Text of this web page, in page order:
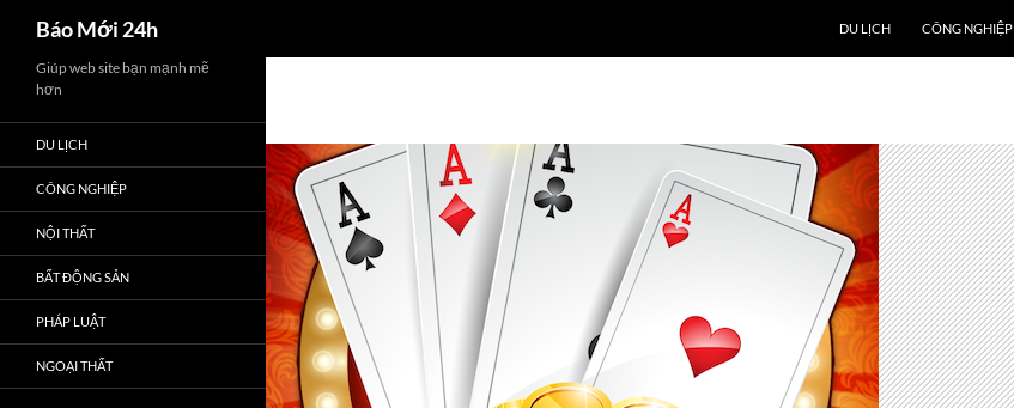
Chuyển
nội
dung
Báo Mới 24h
kiếm
DU LỊCH CÔNG NGHIỆP
Giúp web site bạn mạnh mẽ
hơn
DU LỊCH
CÔNG NGHIỆP
NỘI THẤT
BẤT ĐỘNG SẢN
PHÁP LUẬT
NGOẠI THẤT